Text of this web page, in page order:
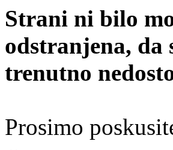
Strani ni bilo
odstranjena, da
trenutno
Prosimo